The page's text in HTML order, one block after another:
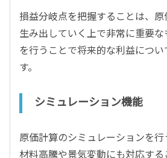
損益分岐点を把握することは、
生み出していく上で非常に重要
を行うことで将来的な利益につ
す。
シミュレーション機能
原価計算のシミュレーションを
材料高騰や景気変動にも対応する